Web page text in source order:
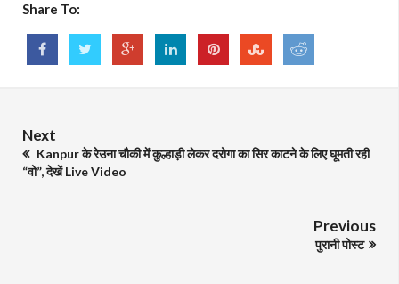
Share To:
Next
Kanpur के रेउना चौकी में कुल्हाड़ी लेकर दरोगा का सिर काटने के लिए घूमती रही
“वो”, देखें Live Video
Previous
पुरानी पोस्ट